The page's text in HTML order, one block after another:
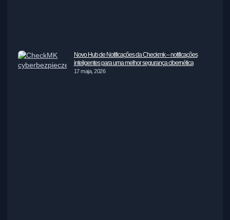
Novo Hub de Notificações da Checkmk – notificações
inteligentes para uma melhor segurança cibernética
17 maja, 2026